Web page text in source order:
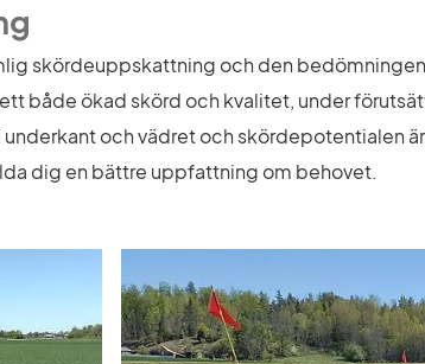
skördeuppskattning och den
både ökad skörd och kvalitet, under
och vädret och skördepotentialen
dig en bättre uppfattning om behovet.